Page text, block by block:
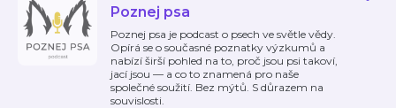
Poznej psa
Poznej psa je podcast o psech ve světle vědy.
Opírá se o současné poznatky výzkumů a
nabízí širší pohled na to, proč jsou psi takoví,
jací jsou — a co to znamená pro naše
společné soužití. Bez mýtů. S důrazem na
souvislosti.